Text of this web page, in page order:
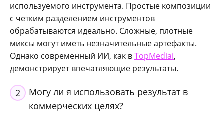
используемого инструмента. Простые композиции
с четким разделением инструментов
обрабатываются идеально. Сложные, плотные
миксы могут иметь незначительные артефакты.
Однако современный ИИ, как вTopMediai,
демонстрирует впечатляющие результаты.
2
Могу ли я использовать результат в
коммерческих целях?